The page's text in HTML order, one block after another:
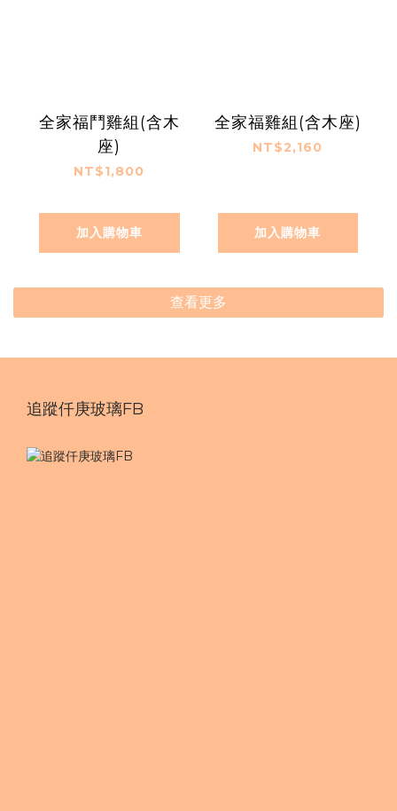
全家福鬥雞組(含木
座)
NT$1,800
加入購物車
全家福雞組(含木座)
NT$2,160
加入購物車
查看更多
追蹤仟庚玻璃FB